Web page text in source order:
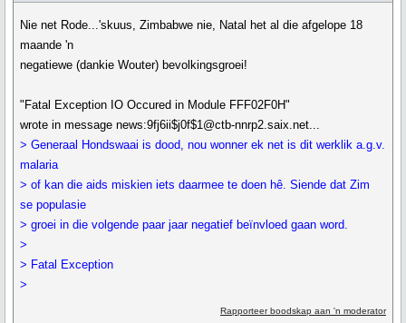
Nie net Rode...'skuus, Zimbabwe nie, Natal het al die afgelope 18
maande 'n
negatiewe (dankie Wouter) bevolkingsgroei!
"Fatal Exception IO Occured in Module FFF02F0H"
wrote in message news:9fj6ii$j0f$1@ctb-nnrp2.saix.net...
> Generaal Hondswaai is dood, nou wonner ek net is dit werklik a.g.v.
malaria
> of kan die aids miskien iets daarmee te doen hê. Siende dat Zim
se populasie
> groei in die volgende paar jaar negatief beïnvloed gaan word.
>
> Fatal Exception
>
Rapporteer boodskap aan 'n moderator